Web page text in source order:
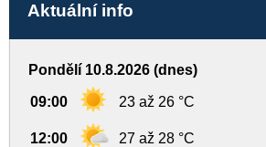
Aktuální info
Pondělí 10.8.2026 (dnes)
09:00 23 až 26 °C
12:00 27 až 28 °C